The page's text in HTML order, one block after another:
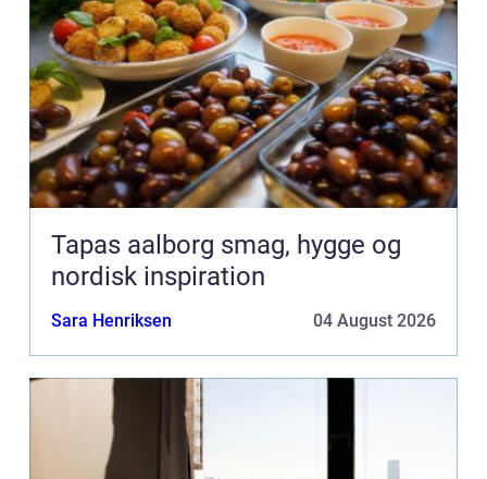
Tapas aalborg smag, hygge og
nordisk inspiration
Sara Henriksen 04 August 2026